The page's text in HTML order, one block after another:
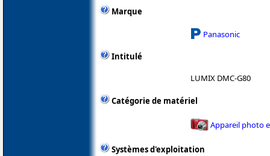
Marque
Panasonic
Intitulé
LUMIX DMC-G80
Catégorie de matériel
Appareil photo
Systèmes d'exploitation